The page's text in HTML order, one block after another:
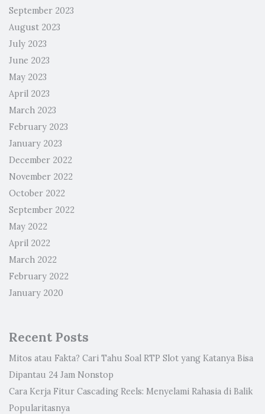
September 2023
August 2023
July 2023
June 2023
May 2023
April 2023
March 2023
February 2023
January 2023
December 2022
November 2022
October 2022
September 2022
May 2022
April 2022
March 2022
February 2022
January 2020
Recent Posts
Mitos atau Fakta? Cari Tahu Soal RTP Slot yang Katanya Bisa
Dipantau 24 Jam Nonstop
Cara Kerja Fitur Cascading Reels: Menyelami Rahasia di Balik
Popularitasnya